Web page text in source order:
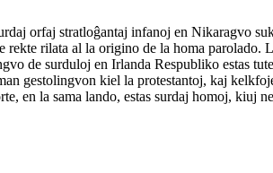
orfaj stratloĝantaj infanoj en Nikaragvo
rekte rilata al la origino de la homa parolado.
de surduloj en Irlanda Respubliko estas
gestolingvon kiel la protestantoj, kaj
en la sama lando, estas surdaj homoj, kiuj